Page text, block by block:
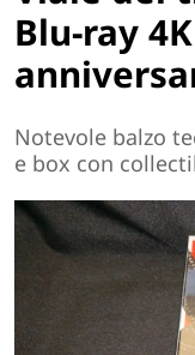
Blu-ray
Notevole balzo
e box con